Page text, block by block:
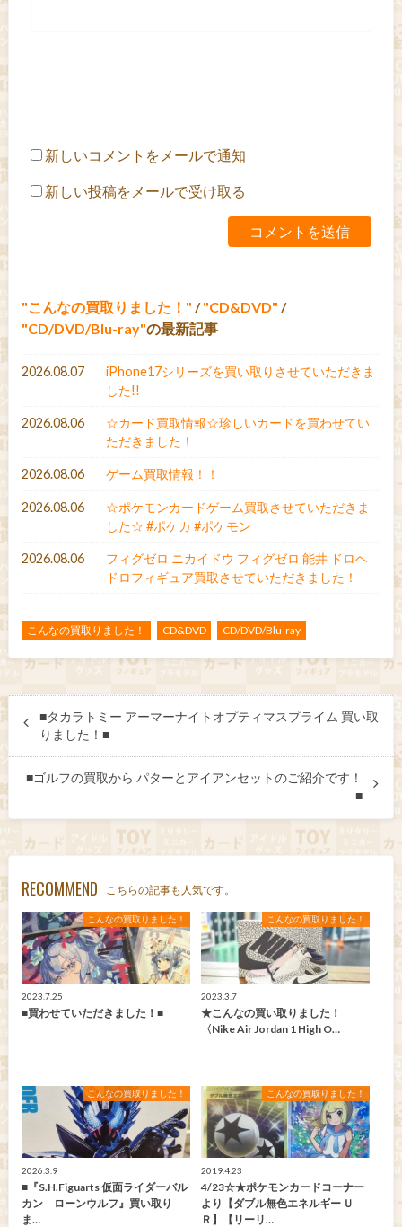
新しいコメントをメールで通知
新しい投稿をメールで受け取る
こんなの買取りました！ / CD&DVD /
CD/DVD/Blu-ray の最新記事
2026.08.07
iPhone17シリーズを買い取りさせていただきま
した!!
2026.08.06
☆カード買取情報☆珍しいカードを買わせてい
ただきました！
2026.08.06 ゲーム買取情報！！
2026.08.06
☆ポケモンカードゲーム買取させていただきま
した☆ #ポケカ #ポケモン
2026.08.06
フィグゼロ ニカイドウ フィグゼロ 能井 ドロヘ
ドロフィギュア買取させていただきました！
こんなの買取りました！ CD&DVD CD/DVD/Blu-ray
■タカラトミー アーマーナイトオプティマスプライム 買い取
りました！■
■ゴルフの買取から パターとアイアンセットのご紹介です！
■
RECOMMEND こちらの記事も人気です。
こんなの買取りました！
2023.7.25
■買わせていただきました！■
こんなの買取りました！
2023.3.7
★こんなの買い取りました！
〈Nike Air Jordan 1 High O…
こんなの買取りました！
2026.3.9
■『S.H.Figuarts 仮面ライダーバル
カン ローンウルフ』買い取り
ま…
こんなの買取りました！
2019.4.23
4/23☆★ポケモンカードコーナー
より【ダブル無色エネルギー Ｕ
Ｒ】【リーリ…